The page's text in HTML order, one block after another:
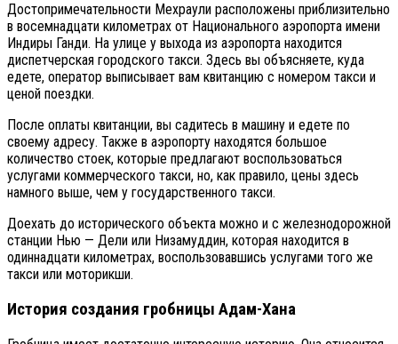
Достопримечательности Мехраули расположены приблизительно
в восемнадцати километрах от Национального аэропорта имени
Индиры Ганди. На улице у выхода из аэропорта находится
диспетчерская городского такси. Здесь вы объясняете, куда
едете, оператор выписывает вам квитанцию с номером такси и
ценой поездки.
После оплаты квитанции, вы садитесь в машину и едете по
своему адресу. Также в аэропорту находятся большое
количество стоек, которые предлагают воспользоваться
услугами коммерческого такси, но, как правило, цены здесь
намного выше, чем у государственного такси.
Доехать до исторического объекта можно и с железнодорожной
станции Нью — Дели или Низамуддин, которая находится в
одиннадцати километрах, воспользовавшись услугами того же
такси или моторикши.
История создания гробницы Адам-Хана